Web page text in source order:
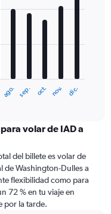
ago. sep. oct. nov. dic.
volar de IAD a
del billete es volar de
de Washington-Dulles a
flexibilidad como para
72 % en tu viaje en
por la tarde.